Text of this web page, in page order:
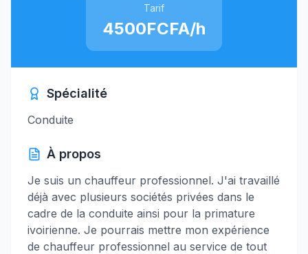
Tarif
4500FCFA/h
Spécialité
Conduite
À propos
Je suis un chauffeur professionnel. J'ai travaillé
déjà avec plusieurs sociétés privées dans le
cadre de la conduite ainsi pour la primature
ivoirienne. Je pourrais mettre mon expérience
de chauffeur professionnel au service de tout